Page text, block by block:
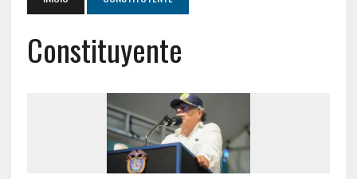
Constituyente